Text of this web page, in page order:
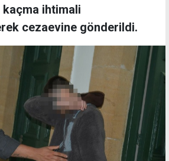
kaçma ihtimali
cezaevine gönderildi.